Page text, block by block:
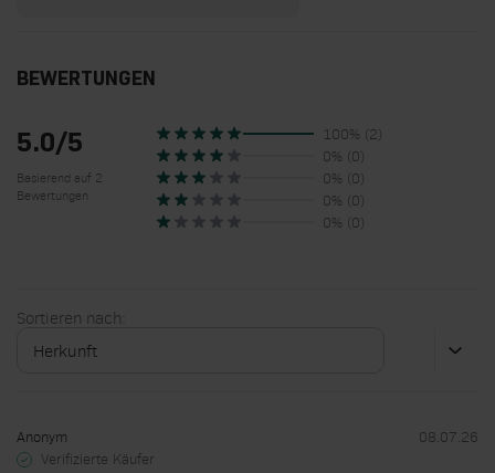
BEWERTUNGEN
5.0/5
Basierend auf 2
Bewertungen
100% (2)
0% (0)
0% (0)
0% (0)
0% (0)
Sortieren nach:
Anonym
Verifizierte Käufer
08.07.26